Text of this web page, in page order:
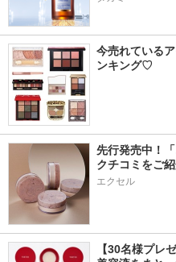
今売れている
ンキング♡
先行発売中！
クチコミをご
エクセル
【30名様プレ